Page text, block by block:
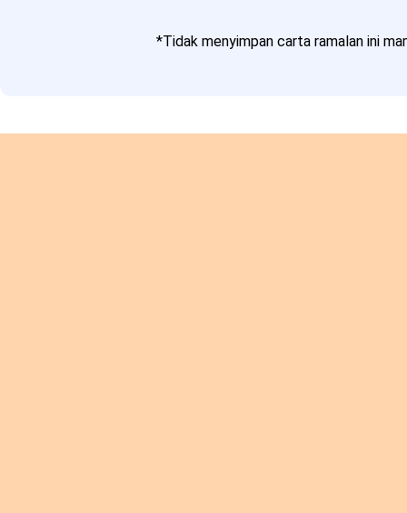
*Tidak menyimpan carta ramalan ini